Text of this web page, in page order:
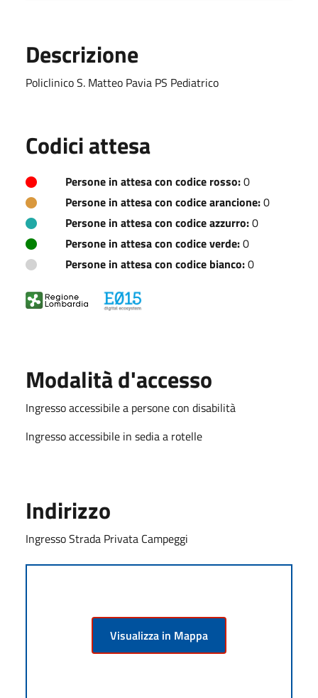
Descrizione
Policlinico S. Matteo Pavia PS Pediatrico
Codici attesa
Persone in attesa con codice rosso:0
Persone in attesa con codice arancione:0
Persone in attesa con codice azzurro:0
Persone in attesa con codice verde:0
Persone in attesa con codice bianco:0
Modalità d'accesso
Ingresso accessibile a persone con disabilità
Ingresso accessibile in sedia a rotelle
Indirizzo
Ingresso Strada Privata Campeggi
Visualizza in Mappa